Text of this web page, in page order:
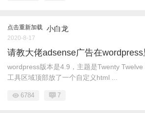
点击重新加载 小白龙
2020-8-17
请教大佬adsense广告在
wordpress版本是4.9，主题是Twenty
工具区域顶部放了一个自定义html ...
6784 7